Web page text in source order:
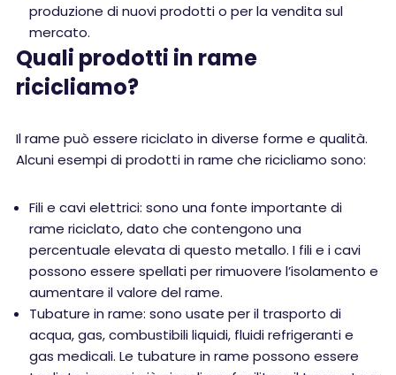
produzione di nuovi prodotti o per la vendita sul
mercato.
Quali prodotti in rame
ricicliamo?
Il rame può essere riciclato in diverse forme e qualità.
Alcuni esempi di prodotti in rame che ricicliamo sono:
Fili e cavi elettrici: sono una fonte importante di
rame riciclato, dato che contengono una
percentuale elevata di questo metallo. I fili e i cavi
possono essere spellati per rimuovere l’isolamento e
aumentare il valore del rame.
Tubature in rame: sono usate per il trasporto di
acqua, gas, combustibili liquidi, fluidi refrigeranti e
gas medicali. Le tubature in rame possono essere